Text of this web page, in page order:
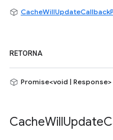
RETORNA
Promise<void | Response>
CacheWillUpdate